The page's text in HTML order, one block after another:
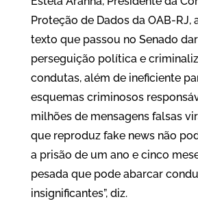
Proteção de Dados da OAB-RJ,
texto que passou no Senado
perseguição política e
condutas, além de ineficiente
esquemas criminosos
milhões de mensagens falsas
que reproduz fake news não
a prisão de um ano e cinco
pesada que pode abarcar
insignificantes”, diz.